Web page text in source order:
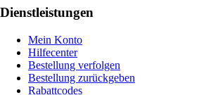
Dienstleistungen
Mein Konto
Hilfecenter
Bestellung verfolgen
Bestellung zurückgeben
Rabattcodes